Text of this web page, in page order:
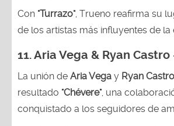
Con "Turrazo", Trueno reafirma su
de los artistas más influyentes de la
11. Aria Vega & Ryan
La unión de Aria Vega y Ryan Castro
resultado "Chévere", una
conquistado a los seguidores de